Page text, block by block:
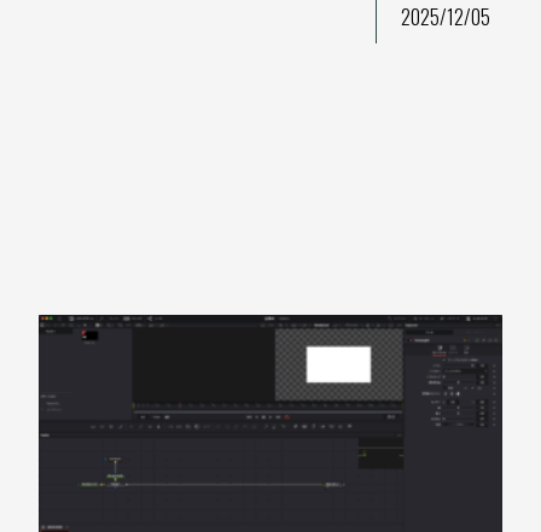
2025/12/05